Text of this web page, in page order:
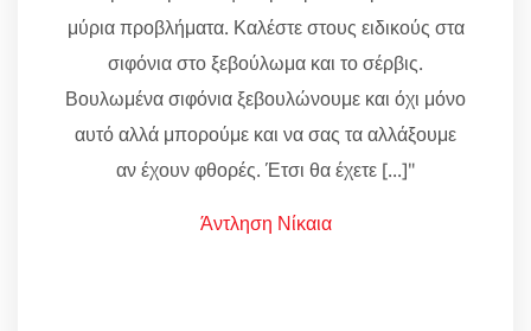
μύρια προβλήματα. Καλέστε στους ειδικούς στα
σιφόνια στο ξεβούλωμα και το σέρβις.
Βουλωμένα σιφόνια ξεβουλώνουμε και όχι μόνο
αυτό αλλά μπορούμε και να σας τα αλλάξουμε
αν έχουν φθορές. Έτσι θα έχετε [...]"
Άντληση Νίκαια